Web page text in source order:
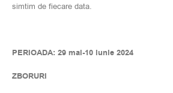
simtim de fiecare data.
PERIOADA: 29 mai-10 iunie 2024
ZBORURI